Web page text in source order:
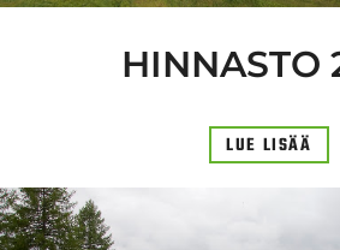
HINNASTO
LUE LISÄÄ